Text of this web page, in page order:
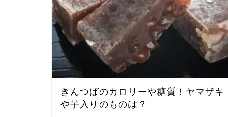
きんつばのカロリーや糖質！ヤマザキ
や芋入りのものは？